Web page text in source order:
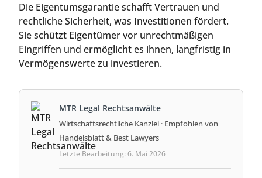
Die Eigentumsgarantie schafft Vertrauen und
rechtliche Sicherheit, was Investitionen fördert.
Sie schützt Eigentümer vor unrechtmäßigen
Eingriffen und ermöglicht es ihnen, langfristig in
Vermögenswerte zu investieren.
MTR Legal Rechtsanwälte
Wirtschaftsrechtliche Kanzlei · Empfohlen von
Handelsblatt & Best Lawyers
Letzte Bearbeitung: 6. Mai 2026